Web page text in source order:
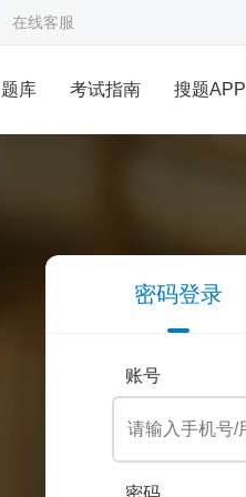
在线客服
题库 考试指南 搜题APP
密码登录
账号
密码